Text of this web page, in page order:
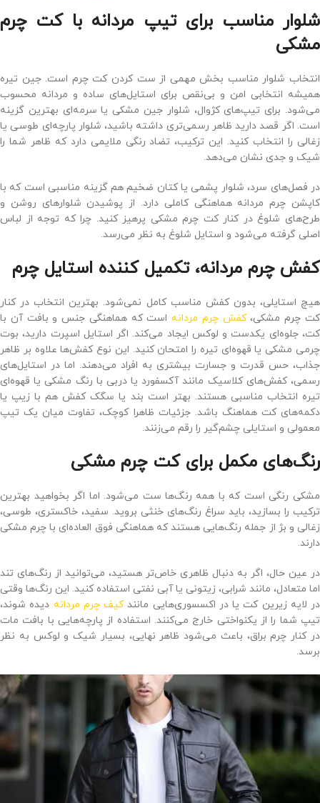
شلوار مناسب برای تیپ مردانه با کت چرم
مشکی
انتخاب شلوار مناسب بخش مهمی از ست کردن کت چرم است. جین تیره
همیشه انتخابی امن و بی‌نقص برای استایل‌های ساده و مردانه محسوب
می‌شود. برای تیپ‌های کژوال، شلوار جین مشکی یا سرمه‌ای بهترین گزینه
است. اگر قصد دارید ظاهر رسمی‌تری داشته باشید، شلوار پارچه‌ای طوسی یا
زغالی را انتخاب کنید. این ترکیب، تضاد رنگی ملایمی دارد که ظاهر شما را
شیک و جدی نشان می‌دهد.
در فصل‌های سرد، شلوار پشمی یا کتان ضخیم هم گزینه مناسبی است که با
کاپشن چرم مردانه هماهنگی کاملی دارد. از پوشیدن شلوارهای روشن و
طرح‌های شلوغ در کنار کت چرم مشکی پرهیز کنید. چرا که توجه از لباس
اصلی گرفته می‌شود و استایل شلوغ به نظر می‌رسد.
کفش چرم مردانه، تکمیل ‌کننده‌ استایل چرم
هیچ استایلی، بدون کفش مناسب کامل نمی‌شود. بهترین انتخاب در کنار
کت چرم مشکی،کفش چرم مردانه است که هماهنگی جنس و بافت آن با
کت، جلوه‌ای یکدست و لوکس ایجاد می‌کند. اگر استایل اسپرت دارید، بوت
چرمی مشکی یا قهوه‌ای تیره را امتحان کنید. این نوع کفش‌ها علاوه بر ظاهر
جذاب، حس قدرت و جسارت بیشتری به افراد می‌دهند. اما در استایل‌های
رسمی، کفش‌های کلاسیک مانند آکسفورد یا دربی با رنگ مشکی یا قهوه‌ای
تیره انتخاب مناسبی هستند. بهتر است بند یا سگک کفش هم با زیپ یا
دکمه‌های کت هماهنگ باشد. جزئیات ظاهرا کوچک، تفاوت میان یک تیپ
معمولی و استایلی چشم‌گیر را رقم می‌زنند.
رنگ‌های مکمل برای کت چرم مشکی
مشکی رنگی است که با همه رنگ‌ها ست می‌شود. اما اگر بخواهید بهترین
ترکیب را بسازید، باید سراغ رنگ‌های خنثی بروید. سفید، خاکستری، طوسی،
زغالی و بژ از جمله رنگ‌هایی هستند که هماهنگی فوق ‌العاده‌ای با چرم مشکی
دارند.
در عین حال، اگر به دنبال ظاهری خاص‌تر هستید، می‌توانید از رنگ‌های تند
اما متعادل، مانند شرابی، زیتونی یا آبی نفتی استفاده کنید. این رنگ‌ها وقتی
در لایه زیرین کت یا در اکسسوری‌هایی مانندکیف چرم مردانه دیده شوند،
تیپ شما را از یکنواختی خارج می‌کنند. استفاده از پارچه‌هایی با بافت مات
در کنار چرم براق، باعث می‌شود ظاهر نهایی، بسیار شیک و لوکس به نظر
برسد.